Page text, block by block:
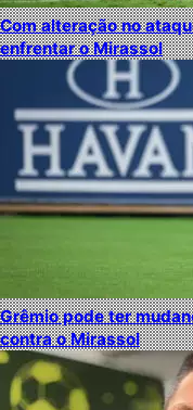
Com alteração no
enfrentar o Mirassol
Grêmio pode ter
contra o Mirassol